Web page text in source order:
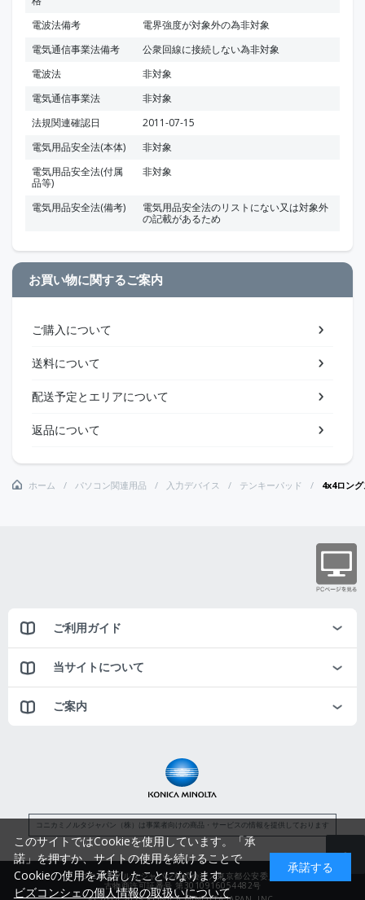
電波法備考
電界強度が対象外の為非対象
電気通信事業法備考
公衆回線に接続しない為非対象
電波法
非対象
電気通信事業法
非対象
法規関連確認日
2011-07-15
電気用品安全法(本体)
非対象
電気用品安全法(付属
品等)
非対象
電気用品安全法(備考)
電気用品安全法のリストにない又は対象外
の記載があるため
お買い物に関するご案内
ご購入について
送料について
配送予定とエリアについて
返品について
ホーム パソコン関連用品 入力デバイス テンキーパッド 4x4ロン
ご利用ガイド
当サイトについて
ご案内
コニカミノルタジャパン（株）は事業者向けの商品・サービスの情報を提供しております
コニカミノルタジャパン株式会社／東京都公安委員会
古物商許可証番号 第3010916054482号
このサイトではCookieを使用しています。「承
諾」を押すか、サイトの使用を続けることで
Cookieの使用を承諾したことになります。
ビズコンシェの個人情報の取扱いについて
承諾する